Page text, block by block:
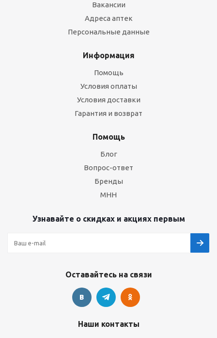
Вакансии
Адреса аптек
Персональные данные
Информация
Помощь
Условия оплаты
Условия доставки
Гарантия и возврат
Помощь
Блог
Вопрос-ответ
Бренды
МНН
Узнавайте о скидках и акциях первым
Оставайтесь на связи
Наши контакты